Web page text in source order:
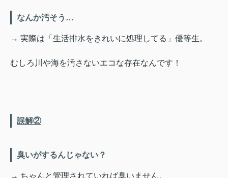
なんか汚そう…
→ 実際は「生活排水をきれいに処理してる」優等生。
むしろ川や海を汚さないエコな存在なんです！
誤解②
臭いがするんじゃない？
→ ちゃんと管理されていれば臭いません。